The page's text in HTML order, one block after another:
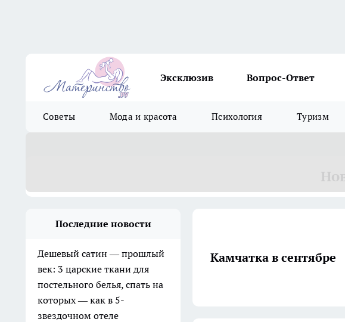
Эксклюзив Вопрос-Ответ
Советы Мода и красота Психология Туризм
Последние новости
Дешевый сатин — прошлый
век: 3 царские ткани для
постельного белья, спать на
которых — как в 5-
звездочном отеле
Камчатка в сентябре